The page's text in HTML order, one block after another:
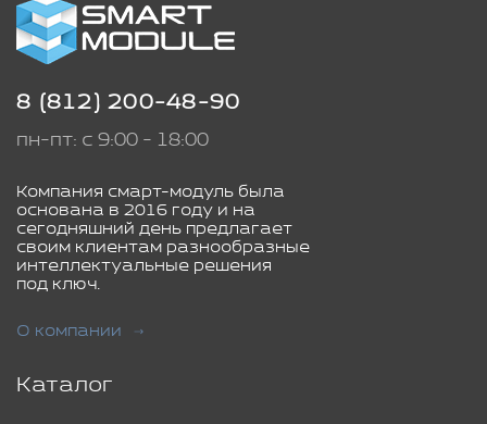
8 (812) 200-48-90
пн-пт: с 9:00 - 18:00
Компания смарт-модуль была
основана в 2016 году и на
сегодняшний день предлагает
своим клиентам разнообразные
интеллектуальные решения
под ключ.
О компании
Каталог